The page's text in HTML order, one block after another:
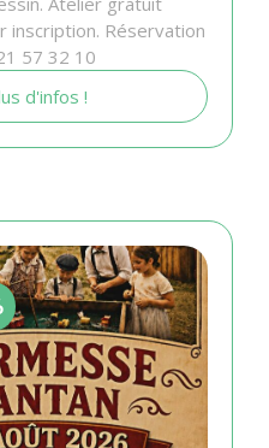
inscription. Réservation
57 32 10
d'infos !